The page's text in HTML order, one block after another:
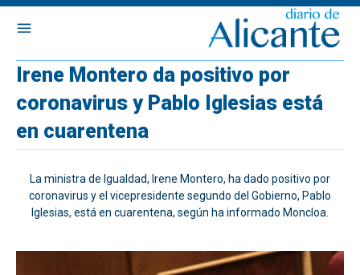
Irene Montero da positivo por
coronavirus y Pablo Iglesias está
en cuarentena
La ministra de Igualdad, Irene Montero, ha dado positivo por
coronavirus y el vicepresidente segundo del Gobierno, Pablo
Iglesias, está en cuarentena, según ha informado Moncloa.